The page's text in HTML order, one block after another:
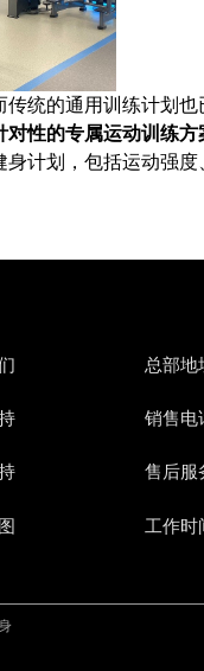
统的通用训练计划
性的专属运动训练方
计划，包括运动强度
总部地
销售电
售后服
工作时